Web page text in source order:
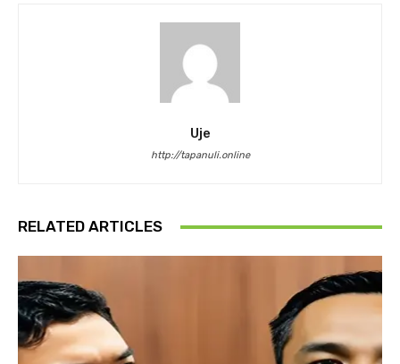
Uje
http://tapanuli.online
RELATED ARTICLES